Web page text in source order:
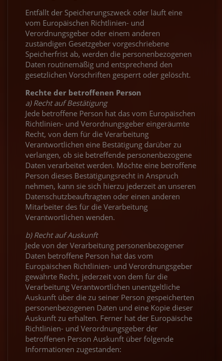
Entfällt der Speicherungszweck oder läuft eine
vom Europäischen Richtlinien- und
Verordnungsgeber oder einem anderen
zuständigen Gesetzgeber vorgeschriebene
Speicherfrist ab, werden die personenbezogenen
Daten routinemäßig und entsprechend den
gesetzlichen Vorschriften gesperrt oder gelöscht.
Rechte der betroffenen Person
a) Recht auf Bestätigung
Jede betroffene Person hat das vom Europäischen
Richtlinien- und Verordnungsgeber eingeräumte
Recht, von dem für die Verarbeitung
Verantwortlichen eine Bestätigung darüber zu
verlangen, ob sie betreffende personenbezogene
Daten verarbeitet werden. Möchte eine betroffene
Person dieses Bestätigungsrecht in Anspruch
nehmen, kann sie sich hierzu jederzeit an unseren
Datenschutzbeauftragten oder einen anderen
Mitarbeiter des für die Verarbeitung
Verantwortlichen wenden.
b) Recht auf Auskunft
Jede von der Verarbeitung personenbezogener
Daten betroffene Person hat das vom
Europäischen Richtlinien- und Verordnungsgeber
gewährte Recht, jederzeit von dem für die
Verarbeitung Verantwortlichen unentgeltliche
Auskunft über die zu seiner Person gespeicherten
personenbezogenen Daten und eine Kopie dieser
Auskunft zu erhalten. Ferner hat der Europäische
Richtlinien- und Verordnungsgeber der
betroffenen Person Auskunft über folgende
Informationen zugestanden: